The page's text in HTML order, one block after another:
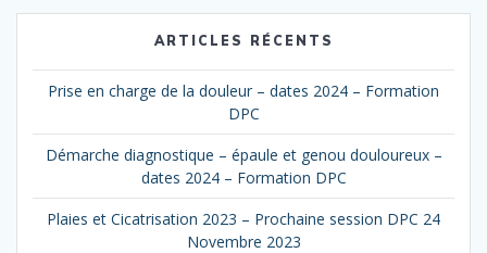
ARTICLES RÉCENTS
Prise en charge de la douleur – dates 2024 – Formation
DPC
Démarche diagnostique – épaule et genou douloureux –
dates 2024 – Formation DPC
Plaies et Cicatrisation 2023 – Prochaine session DPC 24
Novembre 2023